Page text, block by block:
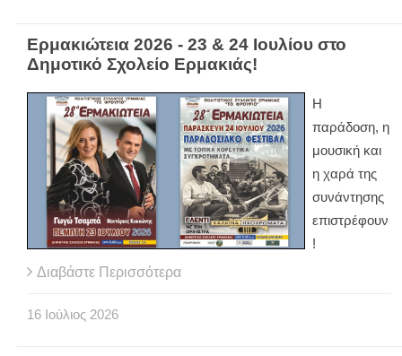
Ερμακιώτεια 2026 - 23 & 24 Ιουλίου στο
Δημοτικό Σχολείο Ερμακιάς!
Η
παράδοση, η
μουσική και
η χαρά της
συνάντησης
επιστρέφουν
!
Διαβάστε Περισσότερα
16 Ιούλιος 2026